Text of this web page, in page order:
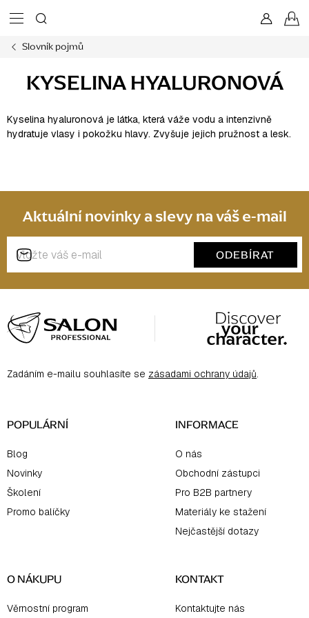
na
Slovník pojmů
KYSELINA HYALURONOVÁ
Kyselina hyaluronová je látka, která váže vodu a intenzivně
hydratuje vlasy i pokožku hlavy. Zvyšuje jejich pružnost a lesk.
Aktuální novinky a slevy na váš e-mail
ODEBÍRAT
á
p
aZadáním e-mailu souhlasíte se zásadami ochrany údajů.
POPULÁRNÍ
Blog
Novinky
Školení
Promo balíčky
INFORMACE
O nás
Obchodní zástupci
Pro B2B partnery
Materiály ke stažení
Nejčastější dotazy
O NÁKUPU
Věrnostní program
KONTAKT
Kontaktujte nás